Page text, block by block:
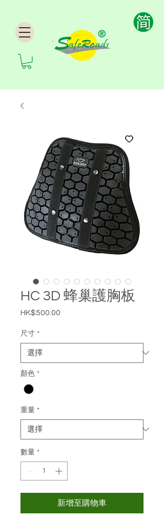
HC 3D 蜂巢護胸板
HK$500.00
尺寸 *
顏色 *
重量 *
數量 *
新增至購物車